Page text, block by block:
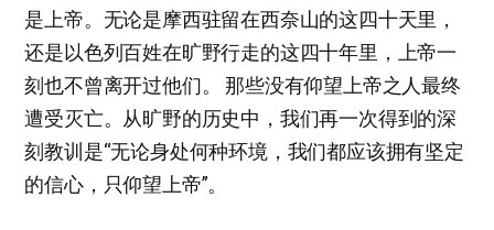
是上帝。无论是摩西驻留在西奈山的这四十天里，
还是以色列百姓在旷野行走的这四十年里，上帝一
刻也不曾离开过他们。 那些没有仰望上帝之人最终
遭受灭亡。从旷野的历史中，我们再一次得到的深
刻教训是“无论身处何种环境，我们都应该拥有坚定
的信心，只仰望上帝”。